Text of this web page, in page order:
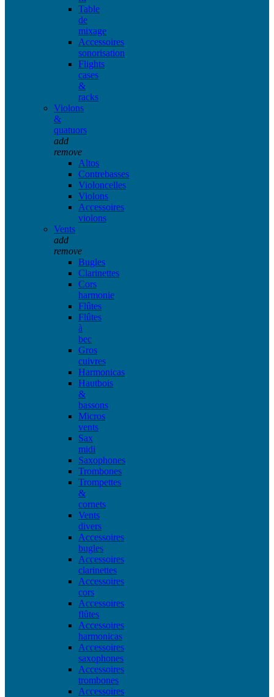
Table
de
mixage
Accessoires
sonorisation
Flights
cases
&
racks
Violons
&
quatuors
add
remove
Altos
Contrebasses
Violoncelles
Violons
Accessoires
violons
Vents
add
remove
Bugles
Clarinettes
Cors
harmonie
Flûtes
Flûtes
à
bec
Gros
cuivres
Harmonicas
Hautbois
&
bassons
Micros
vents
Sax
midi
Saxophones
Trombones
Trompettes
&
cornets
Vents
divers
Accessoires
bugles
Accessoires
clarinettes
Accessoires
cors
Accessoires
flûtes
Accessoires
harmonicas
Accessoires
saxophones
Accessoires
trombones
Accessoires